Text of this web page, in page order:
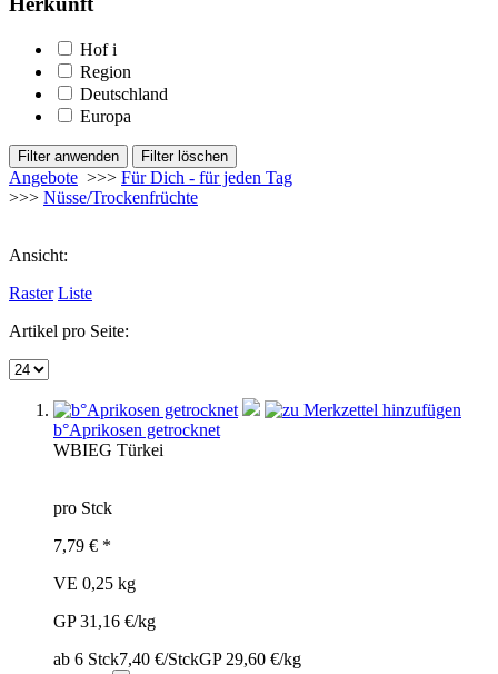
Hof i
Region
Deutschland
Europa
Angebote >>> Für Dich - für jeden Tag
>>> Nüsse/Trockenfrüchte
Ansicht:
Raster Liste
Artikel pro Seite:
b°Aprikosen getrocknet
WBIEG Türkei
pro Stck
7,79 € *
VE 0,25 kg
GP 31,16 €/kg
ab 6 Stck7,40 €/StckGP 29,60 €/kg